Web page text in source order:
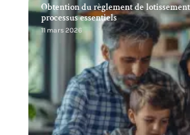
Obtention du règlement de
processus essentiels
11 mars 2026